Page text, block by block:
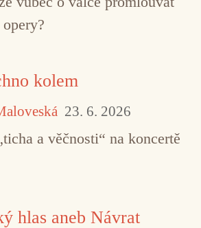
kolem
23. 6. 2026
a věčnosti“ na koncertě
hlas aneb Návrat